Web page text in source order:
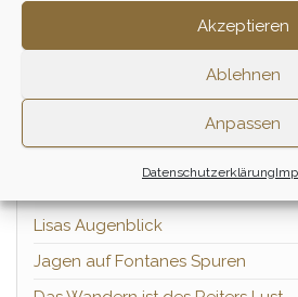
Akzeptieren
Ablehnen
Anpassen
Datenschutzerklärung
PRESSE &
Lisas Augenblick
Jagen auf Fontanes Spuren